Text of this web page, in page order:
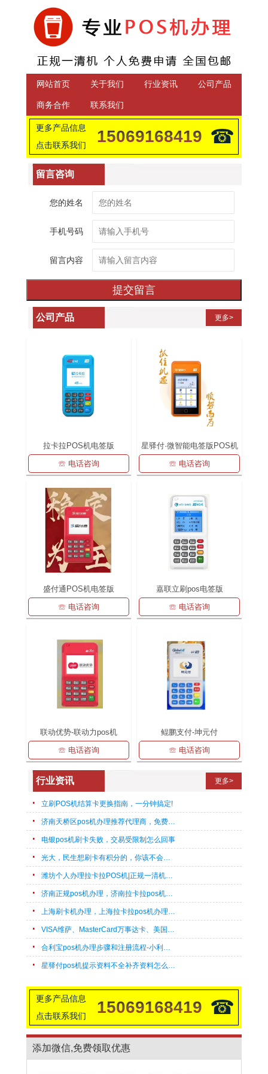
网站首页 关于我们 行业资讯 公司产品
商务合作 联系我们
更多产品信息
点击联系我们
15069168419 ☎
留言咨询
您的姓名
手机号码
留言内容
提交留言
公司产品 更多>
拉卡拉POS机电签版
☏ 电话咨询
星驿付·微智能电签版POS机
☏ 电话咨询
盛付通POS机电签版
☏ 电话咨询
嘉联立刷pos电签版
☏ 电话咨询
联动优势-联动力pos机
☏ 电话咨询
鲲鹏支付-坤元付
☏ 电话咨询
行业资讯 更多>
立刷POS机结算卡更换指南，一分钟搞定!
济南天桥区pos机办理推荐代理商，免费上门办理刷卡机！
电银pos机刷卡失败，交易受限制怎么回事
光大，民生想刷卡有积分的，你该不会不知这几款POS机带积分吧?
潍坊个人办理拉卡拉POS机|正规一清机速办
济南正规pos机办理，济南拉卡拉pos机上门办理流程
上海刷卡机办理，上海拉卡拉pos机办理，快速申请
VISA维萨、MasterCard万事达卡、美国运通卡、外币卡POS机刷卡pos机开通支持机型汇总
合利宝pos机办理步骤和注册流程-小利有客
星驿付pos机提示资料不全补齐资料怎么回事
更多产品信息
点击联系我们
15069168419 ☎
添加微信,免费领取优惠